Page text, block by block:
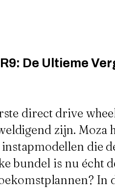
R9: De Ultieme
direct drive
zijn. Moza
die
bundel is nu écht